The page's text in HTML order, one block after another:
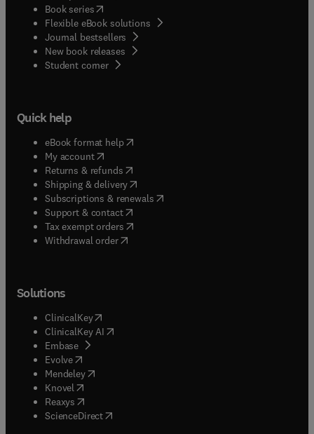
Book series(opens in new tab/window
Flexible eBook solutions
Journal bestsellers
New book releases
Student corner( opens in new tab/window
Quick help
eBook format help( opens in new tab/window
My account( opens in new tab/window
Returns & refunds( opens in new tab/window
Shipping & delivery(opens in new tab/window
Subscriptions & renewals( opens in new tab/window
Support & contact( opens in new tab/window
Tax exempt orders( opens in new tab/window
Withdrawal order
Solutions
ClinicalKey(opens in new tab/window
ClinicalKey AI opens in new tab/window
Embase( opens in new tab/window
Evolve(opens in new tab/window
Mendeley( opens in new tab/window
Knovel (opens in new tab/window
Reaxys (opens in new tab/window
ScienceDirect(opens in new tab/window